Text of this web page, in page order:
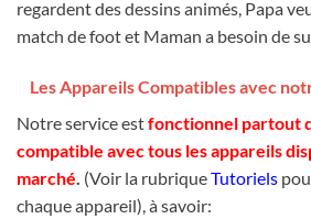
regardent des dessins animés, Papa
match de foot et Maman a besoin de
Les Appareils Compatibles avec
Notre service estfonctionnel partout
compatible avec tous les appareils
marché. (Voir la rubriqueTutoriels
chaque appareil), à savoir: